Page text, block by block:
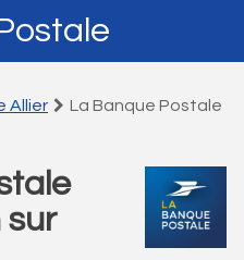
Allier
La Banque Postale
sur